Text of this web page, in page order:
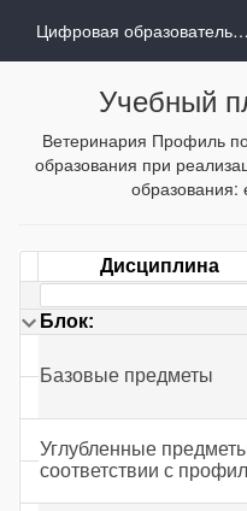
Цифровая образовательная среда
Учебный
Ветеринария Профиль
образования при
образования:
Дисциплина
Блок:
Базовые предметы
Углубленные
соответствии с